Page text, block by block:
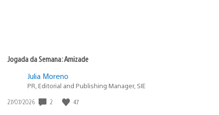
Jogada da Semana: Amizade
Julia Moreno
PR, Editorial and Publishing Manager, SIE
Data
27/07/2026 2 47